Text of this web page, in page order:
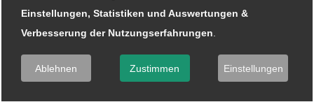
April 2020 (6 Artikel)
März 2020
Einstellungen, Statistiken und Auswertungen &
Verbesserung der Nutzungserfahrungen.
Ablehnen Zustimmen Einstellungen